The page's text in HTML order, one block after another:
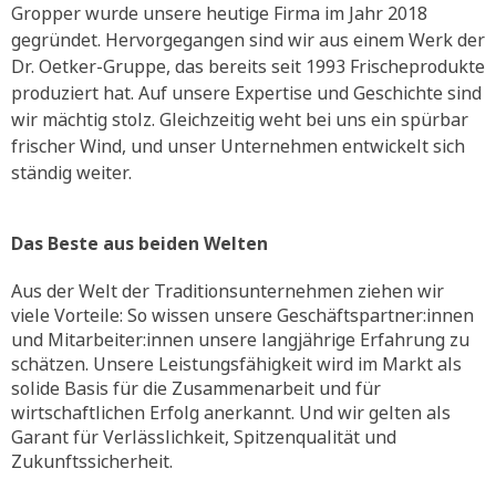
Gropper wurde unsere heutige Firma im Jahr 2018
gegründet. Hervorgegangen sind wir aus einem Werk der
Dr. Oetker-Gruppe, das bereits seit 1993 Frischeprodukte
produziert hat. Auf unsere Expertise und Geschichte sind
wir mächtig stolz. Gleichzeitig weht bei uns ein spürbar
frischer Wind, und unser Unternehmen entwickelt sich
ständig weiter.
Das Beste aus beiden Welten
Aus der Welt der Traditionsunternehmen ziehen wir
viele Vorteile: So wissen unsere Geschäftspartner:innen
und Mitarbeiter:innen unsere langjährige Erfahrung zu
schätzen. Unsere Leistungsfähigkeit wird im Markt als
solide Basis für die Zusammenarbeit und für
wirtschaftlichen Erfolg anerkannt. Und wir gelten als
Garant für Verlässlichkeit, Spitzenqualität und
Zukunftssicherheit.